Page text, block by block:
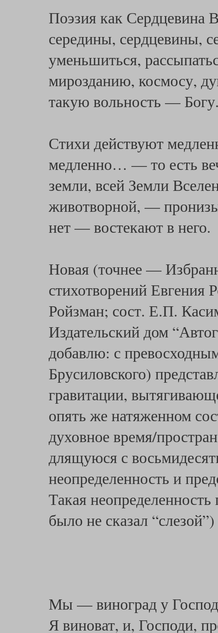
Поэзия как Сердцевина
середины, сердцевины,
уменьшиться,
мирозданию, космосу,
такую вольность —
Стихи действуют
медленно… — то есть
земли, всей Земли
животворной, —
нет — востекают в него.
Новая (точнее —
стихотворений
Ройзман; сост. Е.П.
Издательский дом
добавлю: с
Брусиловского)
гравитации,
опять же натяженном
духовное время/
длящуюся с
неопределенность и
Такая
было не сказал
Мы — виноград у
Я виноват, и, Господи,